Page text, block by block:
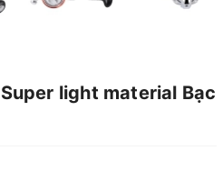
light material Bạc